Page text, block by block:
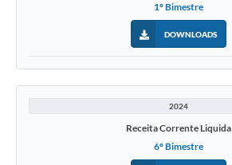
1º Bimestre
DOWNLOADS
2024
Receita Corrente Liquida
6º Bimestre